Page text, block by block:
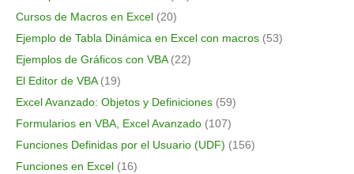
Cursos de Macros en Excel (20)
Ejemplo de Tabla Dinámica en Excel con macros (53)
Ejemplos de Gráficos con VBA(22)
El Editor de VBA(19)
Excel Avanzado: Objetos y Definiciones (59)
Formularios en VBA, Excel Avanzado (107)
Funciones Definidas por el Usuario (UDF) (156)
Funciones en Excel (16)